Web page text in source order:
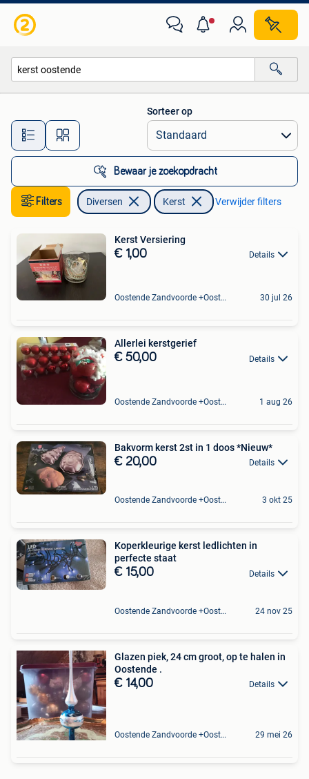
Alle afstanden…
Sorteer op
Bewaar je zoekopdracht
Filters Diversen Kerst Verwijder filters
Kerst Versiering
€ 1,00 Details
Oostende Zandvoorde +Oostende 30 jul 26
Allerlei kerstgerief
€ 50,00 Details
Oostende Zandvoorde +Oostende 1 aug 26
Bakvorm kerst 2st in 1 doos *Nieuw*
€ 20,00 Details
Oostende Zandvoorde +Oostende 3 okt 25
Koperkleurige kerst ledlichten in
perfecte staat
€ 15,00 Details
Oostende Zandvoorde +Oostende 24 nov 25
Glazen piek, 24 cm groot, op te halen in
Oostende .
€ 14,00 Details
Oostende Zandvoorde +Oostende 29 mei 26